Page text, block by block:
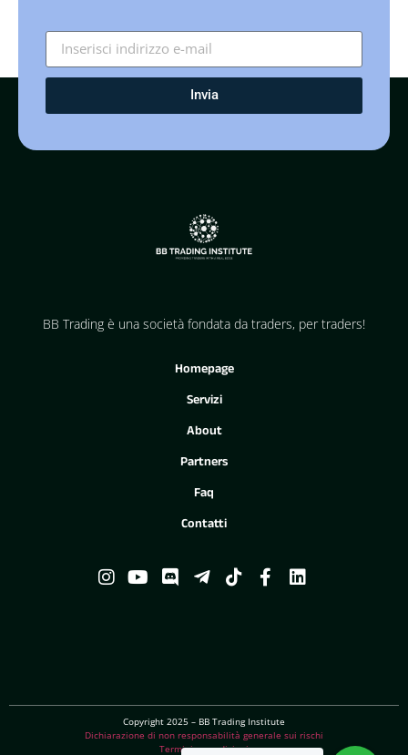
Invia
BB Trading è una società fondata da traders, per traders!
Homepage
Servizi
About
Partners
Faq
Contatti
Copyright 2025 – BB Trading Institute
Dichiarazione di non responsabilità generale sui rischi
Termini e condizioni